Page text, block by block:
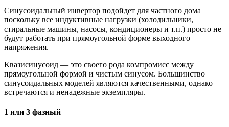
Синусоидальный инвертор подойдет для частного дома
поскольку все индуктивные нагрузки (холодильники,
стиральные машины, насосы, кондиционеры и т.п.) просто не
будут работать при прямоугольной форме выходного
напряжения.
Квазисинусоид — это своего рода компромисс между
прямоугольной формой и чистым синусом. Большинство
синусоидальных моделей являются качественными, однако
встречаются и ненадежные экземпляры.
1 или 3 фазный